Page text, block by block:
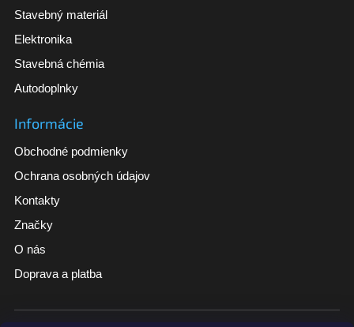
Stavebný materiál
Elektronika
Stavebná chémia
Autodoplnky
Informácie
Obchodné podmienky
Ochrana osobných údajov
Kontakty
Značky
O nás
Doprava a platba